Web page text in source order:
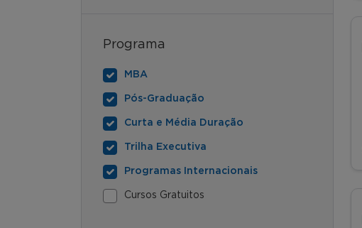
Programa
MBA
Pós-Graduação
Curta e Média Duração
Trilha Executiva
Programas Internacionais
Cursos Gratuitos